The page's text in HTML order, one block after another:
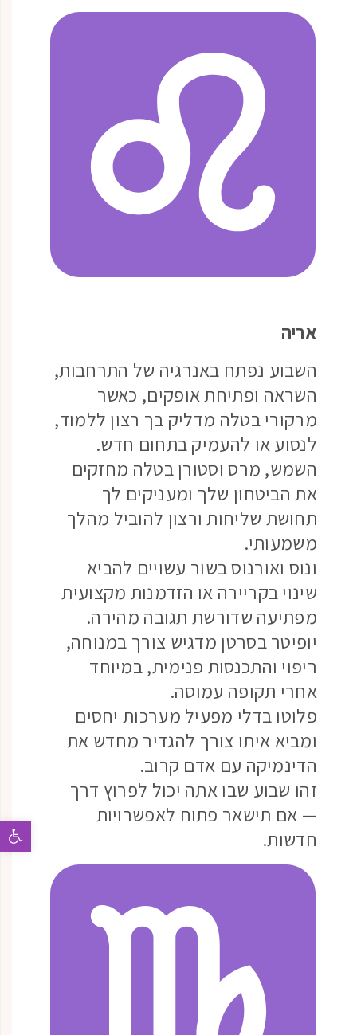
אריה
השבוע נפתח באנרגיה של התרחבות,
השראה ופתיחת אופקים, כאשר
מרקורי בטלה מדליק בך רצון ללמוד,
לנסוע או להעמיק בתחום חדש.
השמש, מרס וסטורן בטלה מחזקים
את הביטחון שלך ומעניקים לך
תחושת שליחות ורצון להוביל מהלך
משמעותי.
ונוס ואורנוס בשור עשויים להביא
שינוי בקריירה או הזדמנות מקצועית
מפתיעה שדורשת תגובה מהירה.
יופיטר בסרטן מדגיש צורך במנוחה,
ריפוי והתכנסות פנימית, במיוחד
אחרי תקופה עמוסה.
פלוטו בדלי מפעיל מערכות יחסים
ומביא איתו צורך להגדיר מחדש את
הדינמיקה עם אדם קרוב.
זהו שבוע שבו אתה יכול לפרוץ דרך
— אם תישאר פתוח לאפשרויות
חדשות.